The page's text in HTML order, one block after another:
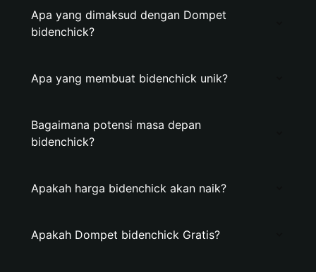
Apa yang dimaksud dengan Dompet
bidenchick?
Apa yang membuat bidenchick unik?
Bagaimana potensi masa depan
bidenchick?
Apakah harga bidenchick akan naik?
Apakah Dompet bidenchick Gratis?